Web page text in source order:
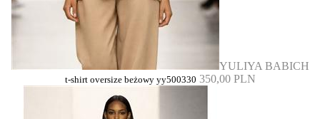
YULIYA BABICH
t-shirt oversize beżowy yy500330 350,00 PLN